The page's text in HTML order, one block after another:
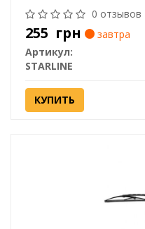
0 отзывов
255 грн
завтра
Артикул:
STARLINE
КУПИТЬ